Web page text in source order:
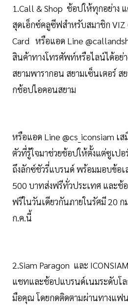
1.Call & Shop ช้อปให้ทุกอย่าง
สุดเอ็กซ์คลูซีฟสำหรับสมาชิก VIZ
Card หรือแอด Line
สินค้าทางโทรศัพท์หรือไลน์ได้อย่
สยามพารากอน สยามเซ็นเตอร์ ส
กช้อปไอคอนสยาม
หรือแอด Line @cs_iconsiam เ
ตัวที่รู้ใจมาช่วยช้อปให้ตั้งแต่ซูเปอ
ถึงลักซ์ชัวรี่แบรนด์ พร้อมมอบข้อ
500 บาทส่งฟรีทั่วประเทศ และช้
ฟรีในวันเดียวกันภายในรัศมี 20 ก
ก.ค.นี้
2.Siam Paragon และ
แชทและช้อปแบรนด์เนมระดับโล
มือคุณ โดยกดติดตามผ่านทางแฟ